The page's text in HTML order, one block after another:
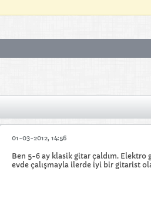
01-03-2012, 14:56
Ben 5-6 ay klasik gitar çaldım. Elektro
evde çalışmayla ilerde iyi bir gitarist